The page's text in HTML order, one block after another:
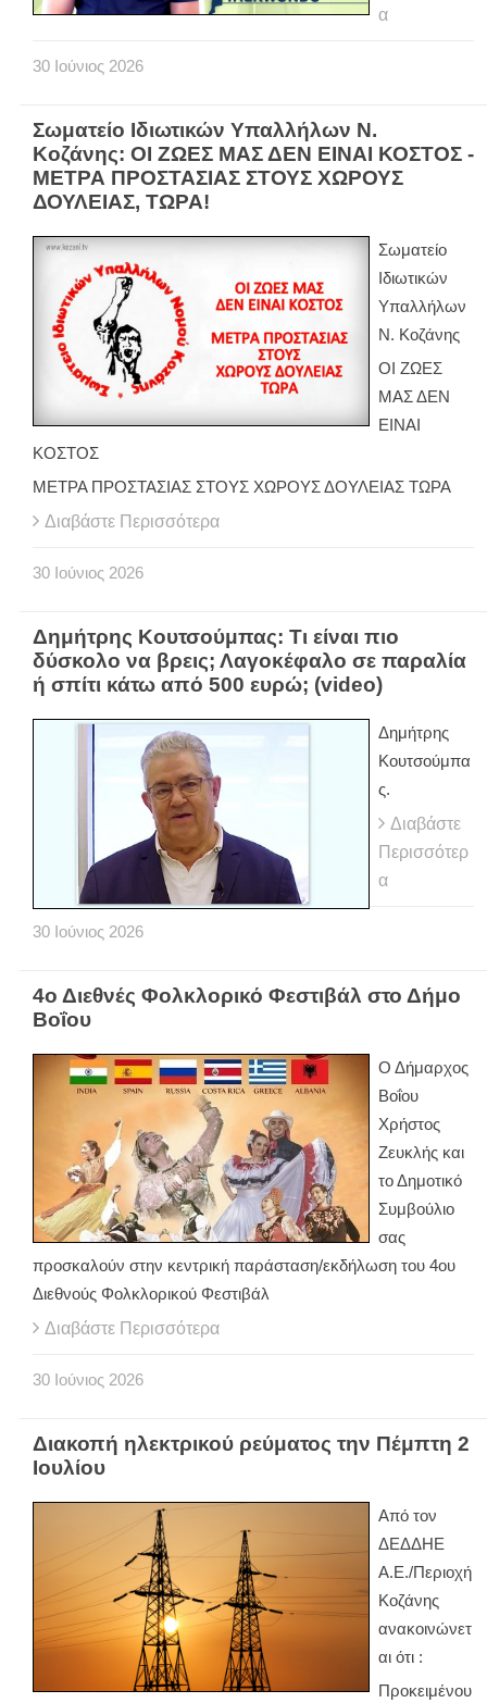
α
30 Ιούνιος 2026
Σωματείο Ιδιωτικών Υπαλλήλων Ν.
Κοζάνης: ΟΙ ΖΩΕΣ ΜΑΣ ΔΕΝ ΕΙΝΑΙ ΚΟΣΤΟΣ -
ΜΕΤΡΑ ΠΡΟΣΤΑΣΙΑΣ ΣΤΟΥΣ ΧΩΡΟΥΣ
ΔΟΥΛΕΙΑΣ, ΤΩΡΑ!
Σωματείο
Ιδιωτικών
Υπαλλήλων
Ν. Κοζάνης
ΟΙ ΖΩΕΣ
ΜΑΣ ΔΕΝ
ΕΙΝΑΙ
ΚΟΣΤΟΣ
ΜΕΤΡΑ ΠΡΟΣΤΑΣΙΑΣ ΣΤΟΥΣ ΧΩΡΟΥΣ ΔΟΥΛΕΙΑΣ ΤΩΡΑ
Διαβάστε Περισσότερα
30 Ιούνιος 2026
Δημήτρης Κουτσούμπας: Τι είναι πιο
δύσκολο να βρεις; Λαγοκέφαλο σε παραλία
ή σπίτι κάτω από 500 ευρώ; (video)
Δημήτρης
Κουτσούμπα
ς.
Διαβάστε
Περισσότερ
α
30 Ιούνιος 2026
4ο Διεθνές Φολκλορικό Φεστιβάλ στο Δήμο
Βοΐου
Ο Δήμαρχος
Βοΐου
Χρήστος
Ζευκλής και
το Δημοτικό
Συμβούλιο
σας
προσκαλούν στην κεντρική παράσταση/εκδήλωση του 4ου
Διεθνούς Φολκλορικού Φεστιβάλ
Διαβάστε Περισσότερα
30 Ιούνιος 2026
Διακοπή ηλεκτρικού ρεύματος την Πέμπτη 2
Ιουλίου
Από τον
ΔΕΔΔΗΕ
Α.Ε./Περιοχή
Κοζάνης
ανακοινώνετ
αι ότι :
Προκειμένου